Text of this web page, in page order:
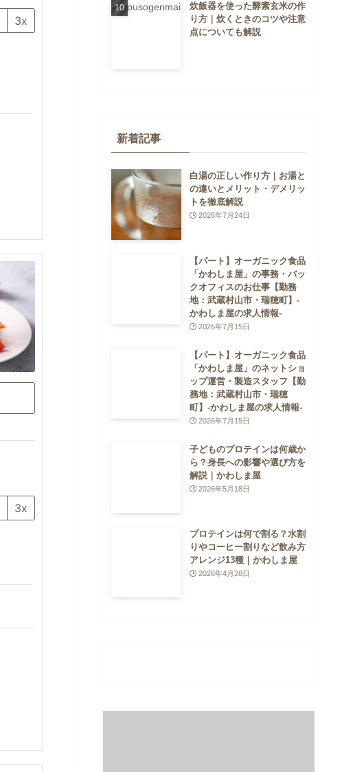
3x
3x
炊飯器を使った酵素玄米の作
り方｜炊くときのコツや注意
点についても解説
新着記事
白湯の正しい作り方｜お湯と
の違いとメリット・デメリッ
トを徹底解説
2026年7月24日
【パート】オーガニック食品
「かわしま屋」の事務・バッ
クオフィスのお仕事【勤務
地：武蔵村山市・瑞穂町】-
かわしま屋の求人情報-
2026年7月15日
【パート】オーガニック食品
「かわしま屋」のネットショ
ップ運営・製造スタッフ【勤
務地：武蔵村山市・瑞穂
町】-かわしま屋の求人情報-
2026年7月15日
子どものプロテインは何歳か
ら？身長への影響や選び方を
解説｜かわしま屋
2026年5月18日
プロテインは何で割る？水割
りやコーヒー割りなど飲み方
アレンジ13種｜かわしま屋
2026年4月28日